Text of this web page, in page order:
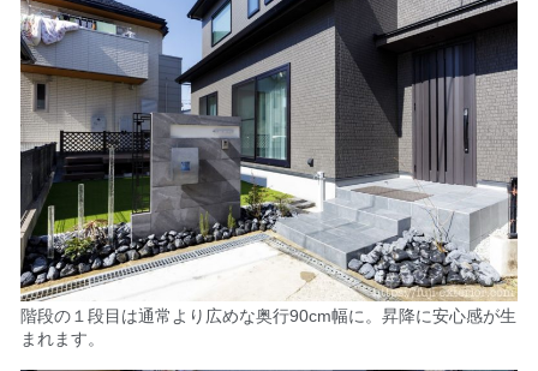
階段の１段目は通常より広めな奥行90cm幅に。昇降に安心感が生
まれます。